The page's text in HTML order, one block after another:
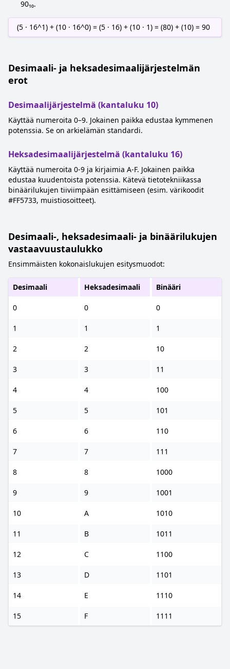
90₁₀.
(5 · 16^1) + (10 · 16^0) = (5 · 16) + (10 · 1) = (80) + (10) = 90
Desimaali- ja heksadesimaalijärjestelmän
erot
Desimaalijärjestelmä (kantaluku 10)
Käyttää numeroita 0–9. Jokainen paikka edustaa kymmenen
potenssia. Se on arkielämän standardi.
Heksadesimaalijärjestelmä (kantaluku 16)
Käyttää numeroita 0-9 ja kirjaimia A-F. Jokainen paikka
edustaa kuudentoista potenssia. Kätevä tietotekniikassa
binäärilukujen tiiviimpään esittämiseen (esim. värikoodit
#FF5733, muistiosoitteet).
Desimaali-, heksadesimaali- ja binäärilukujen
vastaavuustaulukko
Ensimmäisten kokonaislukujen esitysmuodot:
Desimaali Heksadesimaali Binääri
0 0 0
1 1 1
2 2 10
3 3 11
4 4 100
5 5 101
6 6 110
7 7 111
8 8 1000
9 9 1001
10 A 1010
11 B 1011
12 C 1100
13 D 1101
14 E 1110
15 F 1111